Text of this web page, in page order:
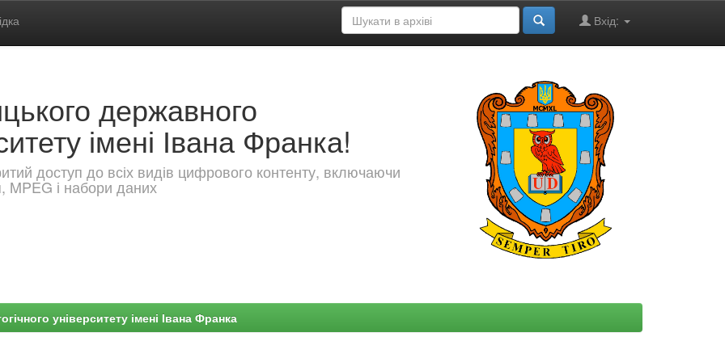
Вхід:
державного
імені Івана Франка!
доступ до всіх видів цифрового контенту, включаючи
MPEG і набори даних
університету імені Івана Франка